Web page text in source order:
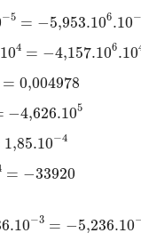
−5 = −5,953.106.10
−5 5,953.106 .10
4 = −4,157.106.10
4 4,157.106 .10
= 0,004978
0,004978
−4,626.105
4,626.105
1,85.10−4
1, 85.10−4
= −33920
33920
−3 = −5,236.10
− 5,236.10